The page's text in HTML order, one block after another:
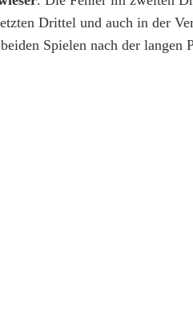
Drittel und auch in der
Spielen nach der langen